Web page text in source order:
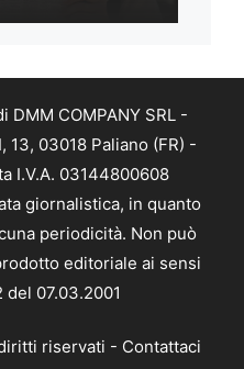
COMPANY SRL -
13, 03018 Paliano (FR) -
I.V.A. 03144800608
giornalistica, in quanto
periodicità. Non può
editoriale ai sensi
07.03.2001
riservati - Contattaci